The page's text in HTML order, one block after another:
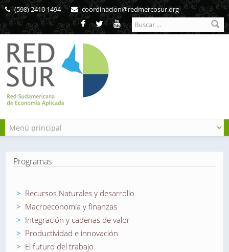
Pasar al contenido principal
(598) 2410 1494 coordinacion@redmercosur.org
Formulario de
búsqueda
Programas
Recursos Naturales y desarrollo
Macroeconomía y finanzas
Integración y cadenas de valor
Productividad e innovación
El futuro del trabajo